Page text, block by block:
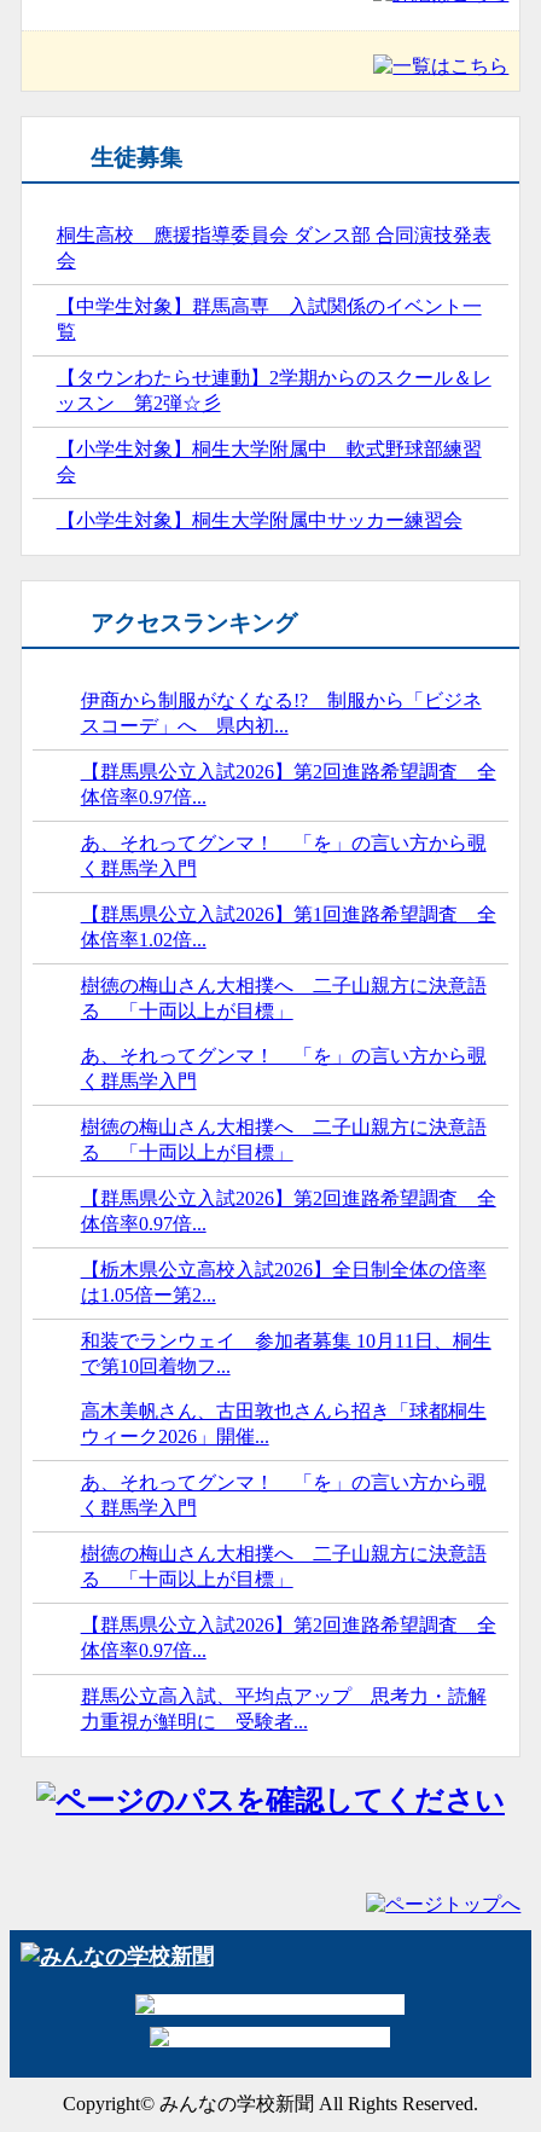
生徒募集
桐生高校 應援指導委員会 ダンス部 合同演技発表
会
【中学生対象】群馬高専 入試関係のイベント一
覧
【タウンわたらせ連動】2学期からのスクール＆レ
ッスン 第2弾☆彡
【小学生対象】桐生大学附属中 軟式野球部練習
会
【小学生対象】桐生大学附属中サッカー練習会
アクセスランキング
伊商から制服がなくなる!? 制服から「ビジネ
スコーデ」へ 県内初...
【群馬県公立入試2026】第2回進路希望調査 全
体倍率0.97倍...
あ、それってグンマ！ 「を」の言い方から覗
く群馬学入門
【群馬県公立入試2026】第1回進路希望調査 全
体倍率1.02倍...
樹徳の梅山さん大相撲へ 二子山親方に決意語
る 「十両以上が目標」
あ、それってグンマ！ 「を」の言い方から覗
く群馬学入門
樹徳の梅山さん大相撲へ 二子山親方に決意語
る 「十両以上が目標」
【群馬県公立入試2026】第2回進路希望調査 全
体倍率0.97倍...
【栃木県公立高校入試2026】全日制全体の倍率
は1.05倍ー第2...
和装でランウェイ 参加者募集 10月11日、桐生
で第10回着物フ...
高木美帆さん、古田敦也さんら招き「球都桐生
ウィーク2026」開催...
あ、それってグンマ！ 「を」の言い方から覗
く群馬学入門
樹徳の梅山さん大相撲へ 二子山親方に決意語
る 「十両以上が目標」
【群馬県公立入試2026】第2回進路希望調査 全
体倍率0.97倍...
群馬公立高入試、平均点アップ 思考力・読解
力重視が鮮明に 受験者...
Copyright© みんなの学校新聞 All Rights Reserved.